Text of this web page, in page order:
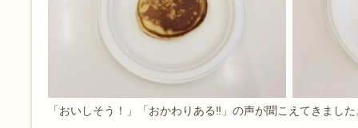
「おいしそう！」「おかわりある‼️」の声が聞こえてきました